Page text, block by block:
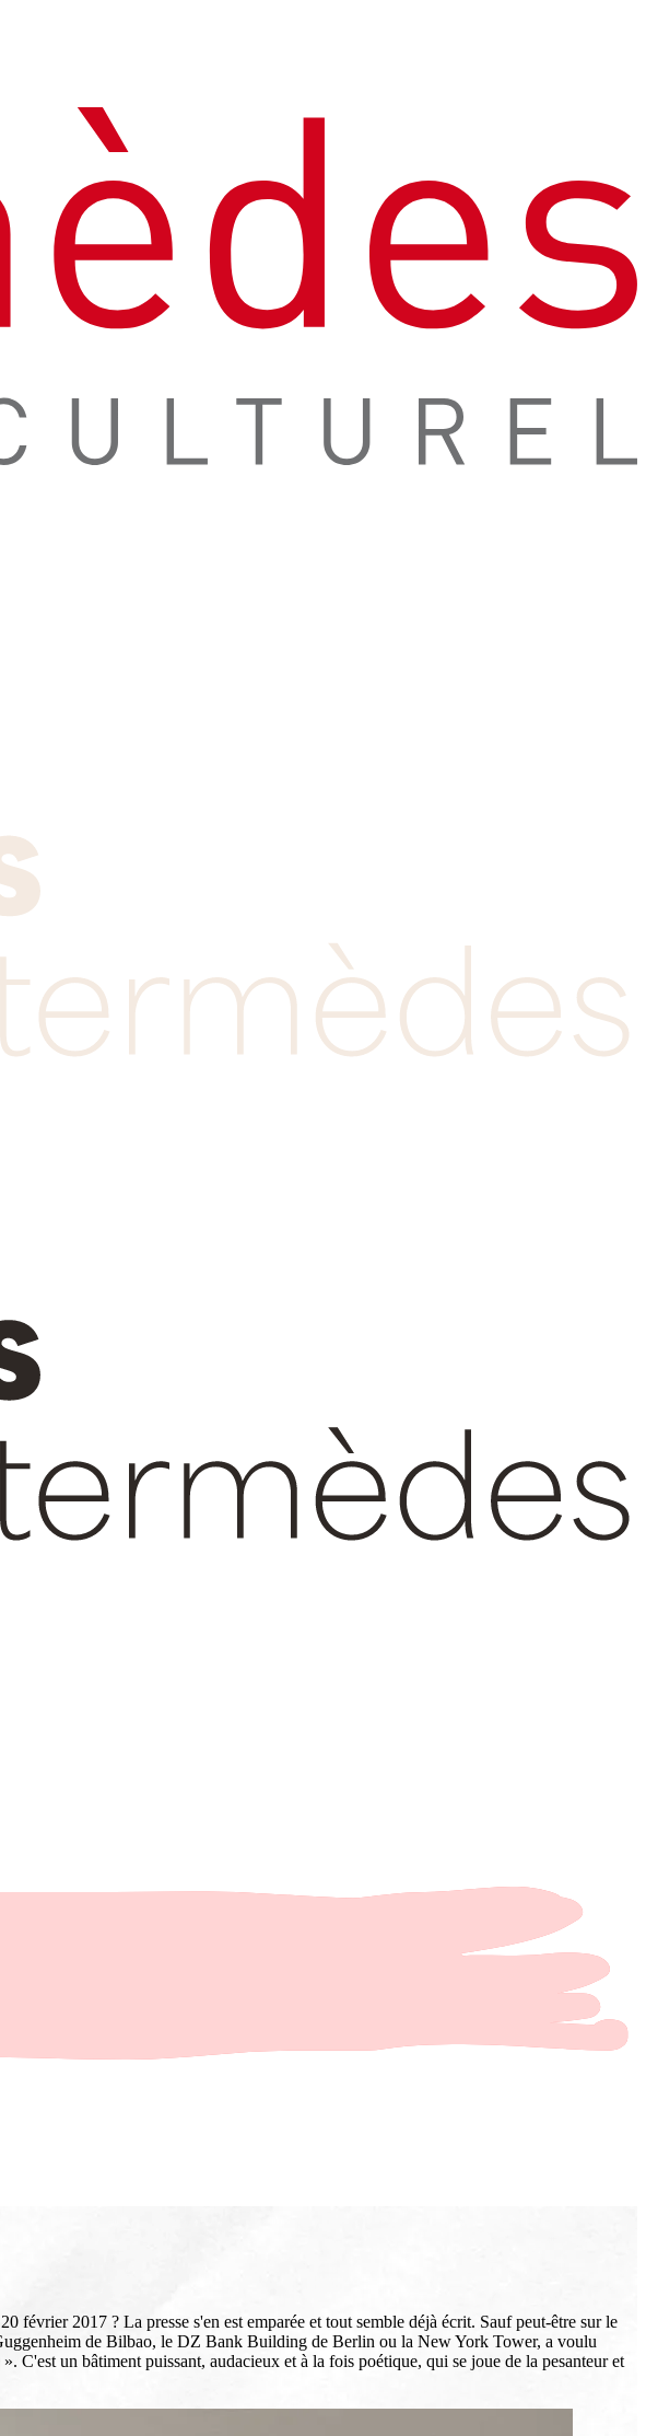
2017 ? La presse s'en est emparée et tout semble déjà écrit. Sauf peut-être sur le
de Bilbao, le DZ Bank Building de Berlin ou la New York Tower, a voulu
un bâtiment puissant, audacieux et à la fois poétique, qui se joue de la pesanteur et